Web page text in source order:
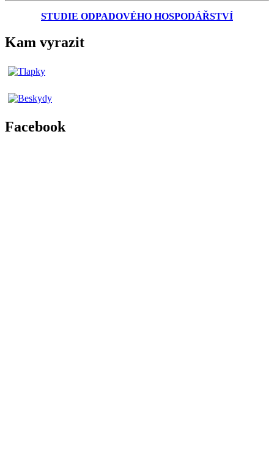
STUDIE ODPADOVÉHO HOSPODÁŘSTVÍ
Kam vyrazit
Facebook